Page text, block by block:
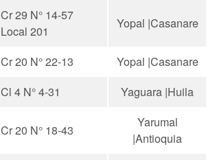
Cr 29 N° 14-57
Local 201
Yopal |Casanare
Cr 20 N° 22-13
Yopal |Casanare
Cl 4 N° 4-31 Yaguara |Huila
Cr 20 N° 18-43
Yarumal
|Antioquia